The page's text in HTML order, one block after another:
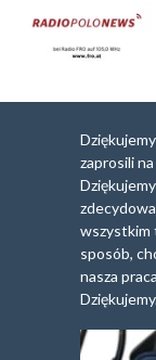
zaprosili
wszystkim
sposób,
nasza